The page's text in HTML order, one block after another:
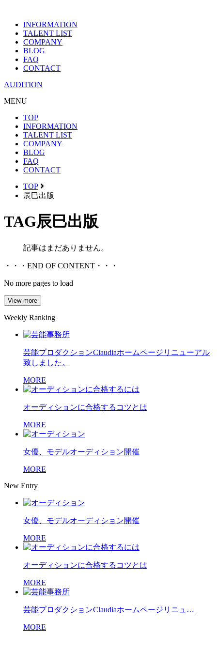
INFORMATION
TALENT LIST
COMPANY
BLOG
FAQ
CONTACT
AUDITION
MENU
TOP
INFORMATION
TALENT LIST
COMPANY
BLOG
FAQ
CONTACT
TOP
辰巳出版
TAG辰巳出版
記事はまだありません。
・・・END OF CONTENT・・・
No more pages to load
View more
Weekly Ranking
芸能プロダクションClaudiaホームページリニューアル
致しました。
MORE
オーディションに合格するコツとは
MORE
女優、モデルオーディション開催
MORE
New Entry
女優、モデルオーディション開催
MORE
オーディションに合格するコツとは
MORE
芸能プロダクションClaudiaホームページリニュ…
MORE